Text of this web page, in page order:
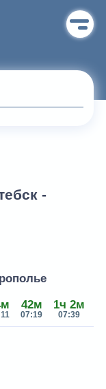
-
42м
07:19
1ч 2м
07:39